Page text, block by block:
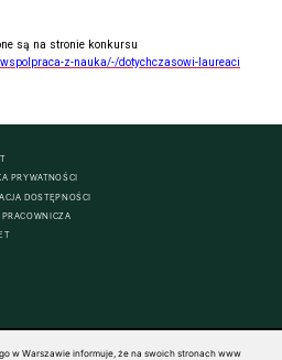
są na stronie konkursu
z-nauka/-/dotychczasowi-laureaci
PRYWATNOŚCI
DOSTĘPNOŚCI
PRACOWNICZA
w Warszawie informuje, że na swoich stronach www